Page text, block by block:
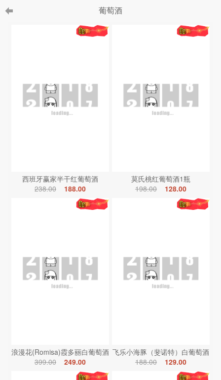
葡萄酒
西班牙赢家半干红葡萄酒
238.00
188.00
莫氏桃红葡萄酒1瓶
198.00
128.00
浪漫花(Romisa)霞多丽白葡萄酒
399.00
249.00
飞乐小海豚（斐诺特）白葡萄酒
188.00
129.00